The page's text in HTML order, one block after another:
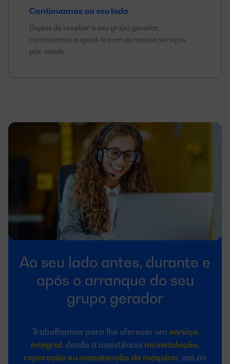
Continuamos ao seu lado
Depois de receber o seu grupo gerador,
continuamos a apoiá-lo com os nossos serviços
pós-venda.
Ao seu lado antes, durante e
após o arranque do seu
grupo gerador
Trabalhamos para lhe oferecer um serviço
integral, desde a assistência na instalação,
reparação ou manutenção da máquina, até ao